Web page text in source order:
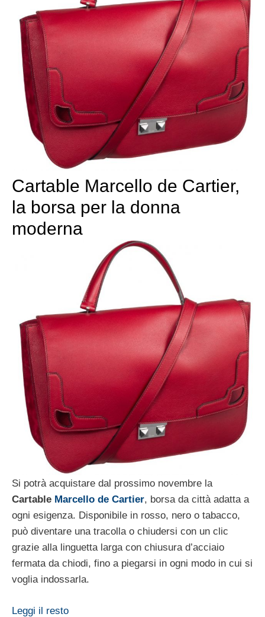
Cartable Marcello de Cartier,
la borsa per la donna
moderna
Si potrà acquistare dal prossimo novembre la
Cartable Marcello de Cartier, borsa da città adatta a
ogni esigenza. Disponibile in rosso, nero o tabacco,
può diventare una tracolla o chiudersi con un clic
grazie alla linguetta larga con chiusura d’acciaio
fermata da chiodi, fino a piegarsi in ogni modo in cui si
voglia indossarla.
Leggi il resto